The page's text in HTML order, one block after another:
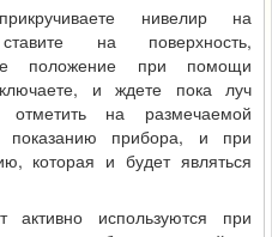
нивелир на
на поверхность,
положение при помощи
и ждете пока луч
на размечаемой
показанию прибора, и при
которая и будет являться
активно используются при